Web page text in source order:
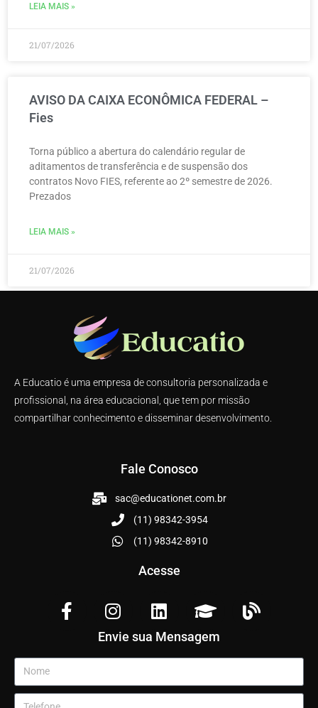
LEIA MAIS »
21/07/2026
AVISO DA CAIXA ECONÔMICA FEDERAL –
Fies
Torna público a abertura do calendário regular de
aditamentos de transferência e de suspensão dos
contratos Novo FIES, referente ao 2º semestre de 2026.
Prezados
LEIA MAIS »
21/07/2026
A Educatio é uma empresa de consultoria personalizada e
profissional, na área educacional, que tem por missão
compartilhar conhecimento e disseminar desenvolvimento.
Fale Conosco
sac@educationet.com.br
(11) 98342-3954
(11) 98342-8910
Acesse
Envie sua Mensagem